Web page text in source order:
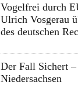
Vogelfrei durch
Ulrich Vosgerau
des deutschen
Der Fall Sichert
Niedersachsen